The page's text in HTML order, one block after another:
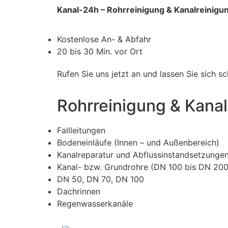
Kanal-24h – Rohrreinigung &
Kostenlose An- & Abfahr
20 bis 30 Min. vor Ort
Rufen Sie uns jetzt an und lassen Sie sich
Rohrreinigung &
Fallleitungen
Bodeneinläufe (Innen – und Außenbereich)
Kanalreparatur und
Kanal- bzw. Grundrohre (DN 100 bis DN
DN 50, DN 70, DN 100
Dachrinnen
Regenwasserkanäle